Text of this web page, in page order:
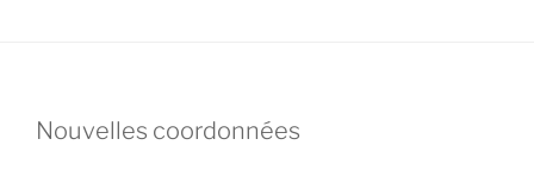
Nouvelles coordonnées